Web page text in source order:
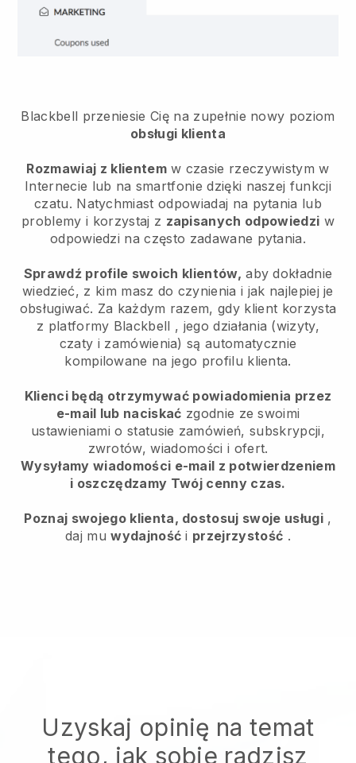
Blackbell przeniesie Cię na zupełnie nowy poziom
obsługi klienta
Rozmawiaj z klientemw czasie rzeczywistym w
Internecie lub na smartfonie dzięki naszej funkcji
czatu. Natychmiast odpowiadaj na pytania lub
problemy i korzystaj z zapisanych odpowiedzi w
odpowiedzi na często zadawane pytania.
Sprawdź profile swoich klientów, aby dokładnie
wiedzieć, z kim masz do czynienia i jak najlepiej je
obsługiwać. Za każdym razem, gdy klient korzysta
z platformy Blackbell , jego działania (wizyty,
czaty i zamówienia) są automatycznie
kompilowane na jego profilu klienta.
Klienci będą otrzymywać powiadomienia przez
e-mail lub naciskać zgodnie ze swoimi
ustawieniami o statusie zamówień, subskrypcji,
zwrotów, wiadomości i ofert.
Wysyłamy wiadomości e-mail z potwierdzeniem
i oszczędzamy Twój cenny czas.
Poznaj swojego klienta, dostosuj swoje usługi,
daj muwydajność i przejrzystość .
Uzyskaj opinię na temat
tego, jak sobie radzisz